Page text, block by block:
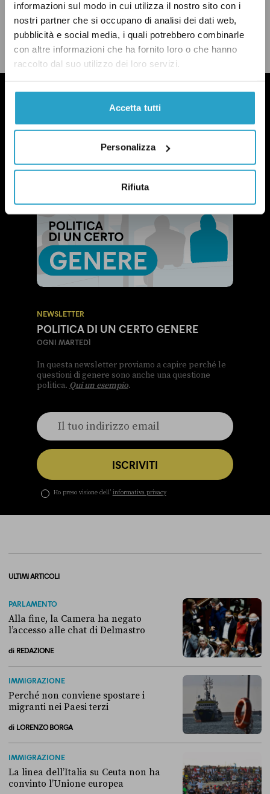
informazioni sul modo in cui utilizza il nostro sito con i
nostri partner che si occupano di analisi dei dati web,
pubblicità e social media, i quali potrebbero combinarle
con altre informazioni che ha fornito loro o che hanno
raccolto dal suo utilizzo dei loro servizi.
Accetta tutti
Personalizza
Rifiuta
CONDIVIDI
facebook
twitterwhatsapp
email bluesky
LEGGI LA NOSTRA POLITICA DELLE CORREZIONI
NEWSLETTER
POLITICA DI UN CERTO GENERE
OGNI MARTEDÌ
In questa newsletter proviamo a capire perché le
questioni di genere sono anche una questione
politica. Qui un esempio.
ISCRIVITI
Ho preso visione dell’ informativa privacy
ULTIMI ARTICOLI
PARLAMENTO
Alla fine, la Camera ha negato
l’accesso alle chat di Delmastro
di REDAZIONE
IMMIGRAZIONE
Perché non conviene spostare i
migranti nei Paesi terzi
di LORENZO BORGA
IMMIGRAZIONE
La linea dell’Italia su Ceuta non ha
convinto l’Unione europea